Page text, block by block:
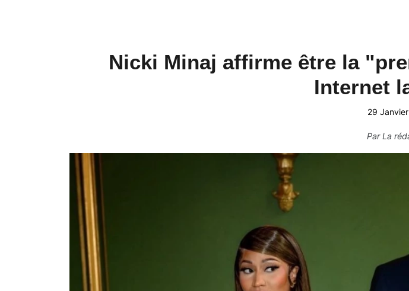
Nicki Minaj affirme être la
Internet
29
ParLa